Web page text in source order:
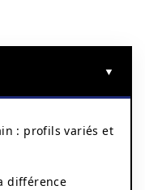
: profils variés et
différence